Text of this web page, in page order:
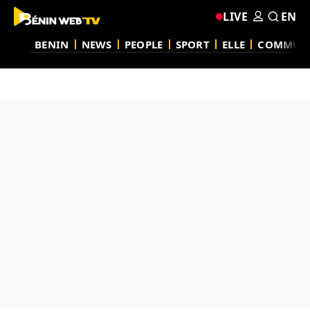
BENIN NEWS PEOPLE SPORT ELLE
LIVE EN